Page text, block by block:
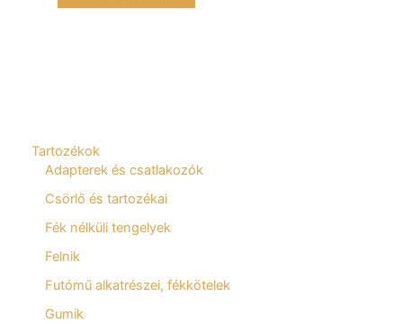
Tartozékok
Adapterek és csatlakozók
Csörlő és tartozékai
Fék nélküli tengelyek
Felnik
Futómű alkatrészei, fékkötelek
Gumik